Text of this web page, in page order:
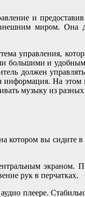
и
миром. Она
управления,
и
должен
информация. На
музыку из
вы сидите
экраном.
рук в перчатках.
плеере.